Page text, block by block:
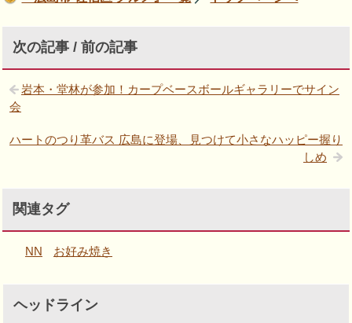
次の記事 / 前の記事
岩本・堂林が参加！カープベースボールギャラリーでサイン
会
ハートのつり革バス 広島に登場、見つけて小さなハッピー握り
しめ
関連タグ
NN お好み焼き
ヘッドライン